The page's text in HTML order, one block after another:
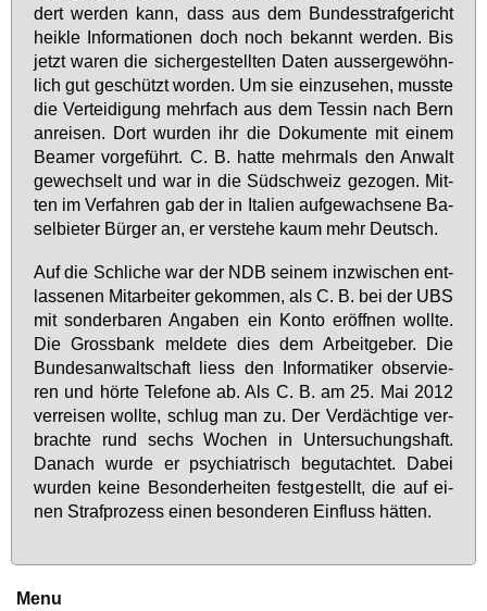
dert wer­den kann, dass aus dem Bundes­straf­gericht
heik­le In­for­ma­tio­nen doch noch be­kannt wer­den. Bis
jetzt wa­ren die sicher­gestellten Da­ten aus­ser­ge­wöhn­
lich gut ge­schützt wor­den. Um sie ein­zu­se­hen, muss­te
die Ver­tei­di­gung mehr­fach aus dem Tes­sin nach Bern
an­rei­sen. Dort wur­den ihr die Do­ku­men­te mit ei­nem
Bea­mer vor­ge­führt. C. B. hat­te mehr­mals den An­walt
ge­wech­selt und war in die Süd­schweiz ge­zo­gen. Mit­
ten im Ver­fah­ren gab der in Ita­li­en auf­ge­wach­se­ne Ba­
sel­bie­ter Bür­ger an, er ver­ste­he kaum mehr Deutsch.
Auf die Schli­che war der NDB sei­nem in­zwi­schen ent­
las­se­nen Mit­ar­bei­ter ge­kom­men, als C. B. bei der UBS
mit son­der­ba­ren An­ga­ben ein Kon­to er­öff­nen woll­te.
Die Gross­bank mel­de­te dies dem Ar­beit­ge­ber. Die
Bun­des­an­walt­schaft liess den In­for­ma­ti­ker ob­ser­vie­
ren und hör­te Te­le­fo­ne ab. Als C. B. am 25. Mai 2012
ver­rei­sen woll­te, schlug man zu. Der Ver­däch­ti­ge ver­
brach­te rund sechs Wo­chen in Un­ter­su­chungs­haft.
Da­nach wur­de er psych­ia­trisch be­gut­ach­tet. Da­bei
wur­den kei­ne Be­son­der­hei­ten fest­ge­stellt, die auf ei­
nen Straf­pro­zess ei­nen be­son­de­ren Ein­fluss hät­ten.
Menu